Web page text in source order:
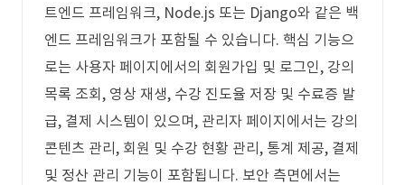
트엔드 프레임워크, Node.js 또는 Django와 같은 백
엔드 프레임워크가 포함될 수 있습니다. 핵심 기능으
로는 사용자 페이지에서의 회원가입 및 로그인, 강의
목록 조회, 영상 재생, 수강 진도율 저장 및 수료증 발
급, 결제 시스템이 있으며, 관리자 페이지에서는 강의
콘텐츠 관리, 회원 및 수강 현황 관리, 통계 제공, 결제
및 정산 관리 기능이 포함됩니다. 보안 측면에서는